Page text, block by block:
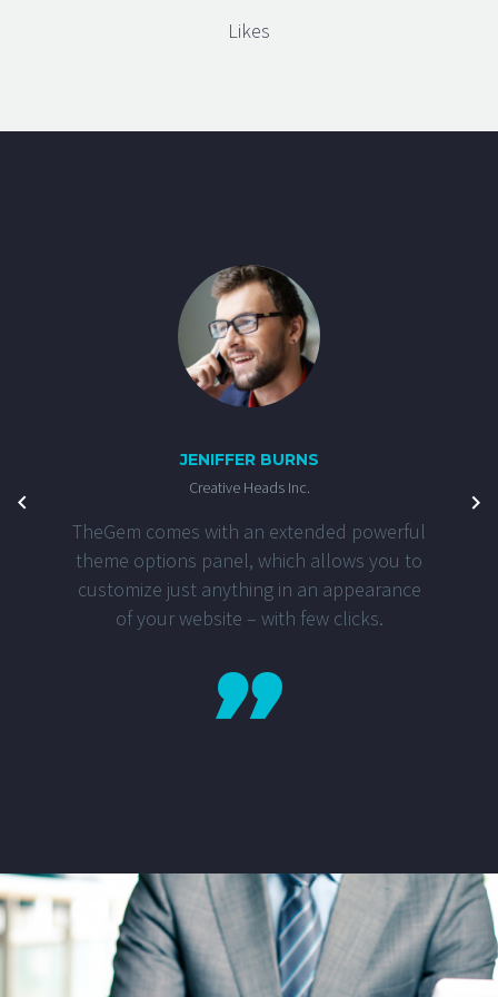
Likes
JENIFFER BURNS
Creative Heads Inc.
TheGem comes with an extended powerful
theme options panel, which allows you to
customize just anything in an appearance
of your website – with few clicks.
